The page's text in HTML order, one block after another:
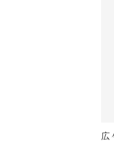
広